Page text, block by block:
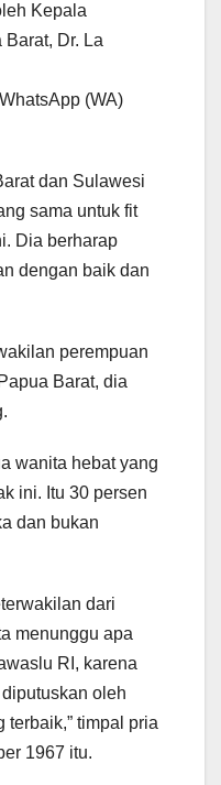
Kepala
Dr. La
(WA)
dan Sulawesi
sama untuk fit
Dia berharap
dengan baik dan
perempuan
Barat, dia
wanita hebat yang
ini. Itu 30 persen
dan bukan
dari
menunggu apa
RI, karena
oleh
terbaik,” timpal pria
1967 itu.